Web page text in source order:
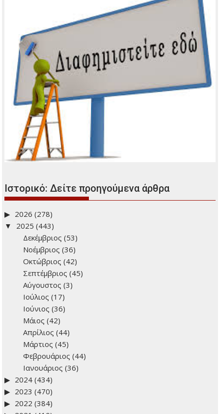
Ιστορικό: Δείτε προηγούμενα άρθρα
2026 (278)
2025 (443)
Δεκέμβριος (53)
Νοέμβριος (36)
Οκτώβριος (42)
Σεπτέμβριος (45)
Αύγουστος (3)
Ιούλιος (17)
Ιούνιος (36)
Μάιος (42)
Απρίλιος (44)
Μάρτιος (45)
Φεβρουάριος (44)
Ιανουάριος (36)
2024 (434)
2023 (470)
2022 (384)